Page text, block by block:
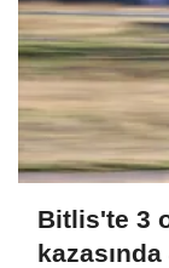
Bitlis'te 3